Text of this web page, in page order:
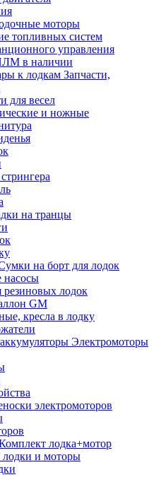
моторы
топливных систем
управления
в наличии
Запчасти,
для весел
и ножные
на транцы
на борт для лодок
насосы
лодок
GM
кресла в лодку
Электромоторы
электромоторов
лодка+мотор
и моторы